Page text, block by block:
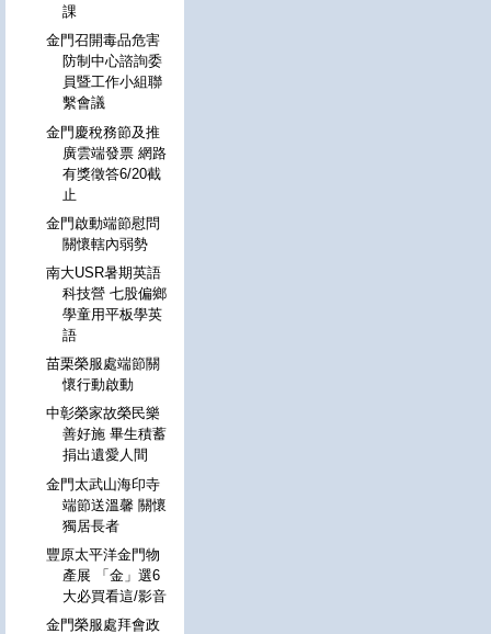
課
金門召開毒品危害
防制中心諮詢委
員暨工作小組聯
繫會議
金門慶稅務節及推
廣雲端發票 網路
有獎徵答6/20截
止
金門啟動端節慰問
關懷轄內弱勢
南大USR暑期英語
科技營 七股偏鄉
學童用平板學英
語
苗栗榮服處端節關
懷行動啟動
中彰榮家故榮民樂
善好施 畢生積蓄
捐出遺愛人間
金門太武山海印寺
端節送溫馨 關懷
獨居長者
豐原太平洋金門物
產展 「金」選6
大必買看這/影音
金門榮服處拜會政